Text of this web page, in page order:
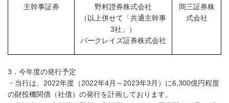
主幹事証券
野村證券株式会社
（以上併せて「共通主幹事
3社」）
バークレイズ証券株式会社
岡三証券株
式会社
3．今年度の発行予定
・当行は、2022年度（2022年4月～2023年3月）に6,300億円程度
の財投機関債（社債）の発行を計画しております。